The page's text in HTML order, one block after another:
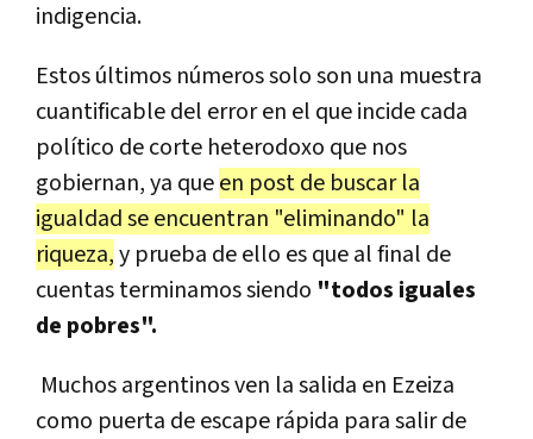
indigencia.
Estos últimos números solo son una muestra
cuantificable del error en el que incide cada
político de corte heterodoxo que nos
gobiernan, ya queen post de buscar la
igualdad se encuentran "eliminando" la
riqueza,y prueba de ello es que al final de
cuentas terminamos siendo "todos iguales
de pobres".
Muchos argentinos ven la salida en Ezeiza
como puerta de escape rápida para salir de